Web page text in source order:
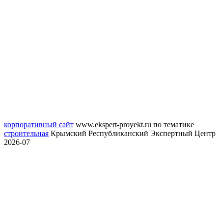
корпоративный сайт www.ekspert-proyekt.ru по тематике
строительная Крымский Республиканский Экспертный Центр
2026-07